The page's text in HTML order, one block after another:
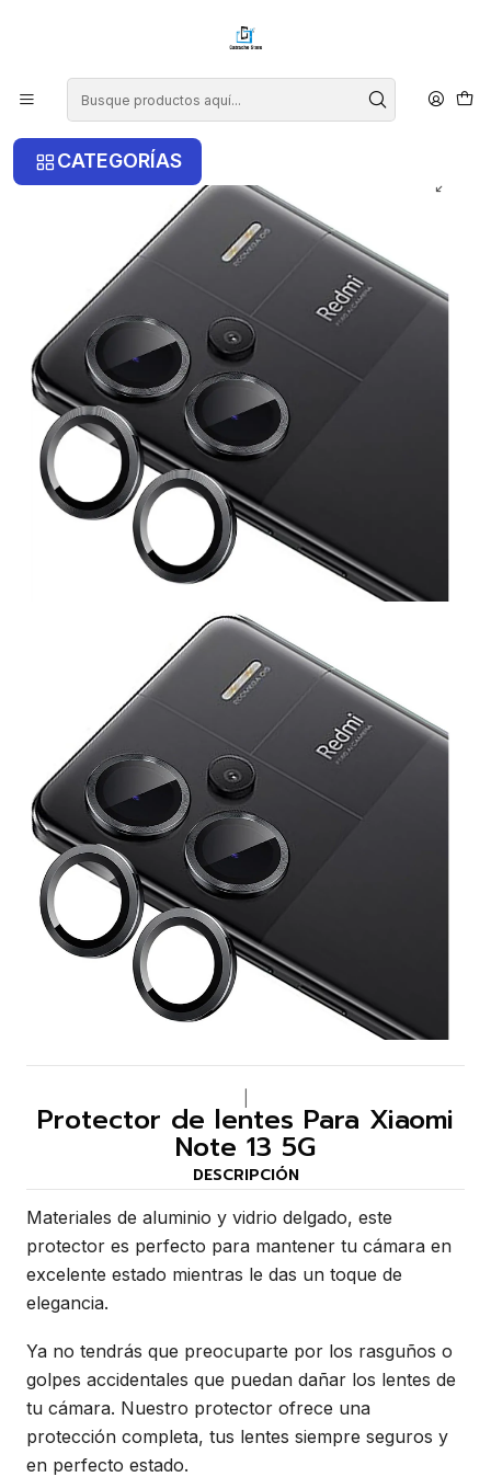
CATEGORÍAS
Inicio Xiaomi
Xiaomi Note 13 5G
Protector de lentes Para Xiaomi Note 13 5G
Protector de lentes Para Xiaomi
Note 13 5G
DESCRIPCIÓN
Materiales de aluminio y vidrio delgado, este
protector es perfecto para mantener tu cámara en
excelente estado mientras le das un toque de
elegancia.
Ya no tendrás que preocuparte por los rasguños o
golpes accidentales que puedan dañar los lentes de
tu cámara. Nuestro protector ofrece una
protección completa, tus lentes siempre seguros y
en perfecto estado.